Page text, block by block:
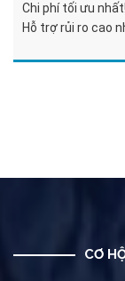
Chi phí tối ưu nhất!
Hỗ trợ rủi ro cao
CƠ